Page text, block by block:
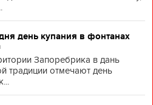
день купания в фонтанах
Запоребрика в дань
традиции отмечают день